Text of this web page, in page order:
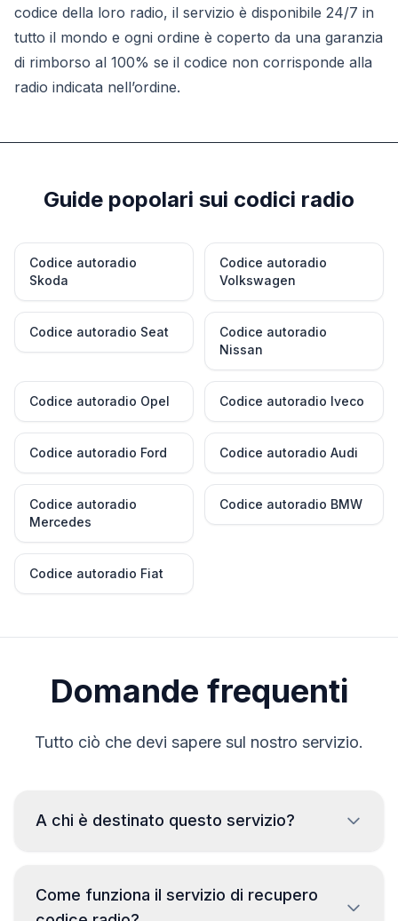
codice della loro radio, il servizio è disponibile 24/7 in
tutto il mondo e ogni ordine è coperto da una garanzia
di rimborso al 100% se il codice non corrisponde alla
radio indicata nell’ordine.
Guide popolari sui codici radio
Codice autoradio
Skoda
Codice autoradio
Volkswagen
Codice autoradio Seat
Codice autoradio
Nissan
Codice autoradio Opel Codice autoradio Iveco
Codice autoradio Ford Codice autoradio Audi
Codice autoradio
Mercedes
Codice autoradio BMW
Codice autoradio Fiat
Domande frequenti
Tutto ciò che devi sapere sul nostro servizio.
A chi è destinato questo servizio?
legittimi proprietari di veicoli che hanno perso il
codice della loro autoradio. L'uso improprio di
Come funziona il servizio di recupero